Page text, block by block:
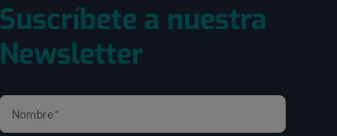
Suscríbete a nuestra
Newsletter